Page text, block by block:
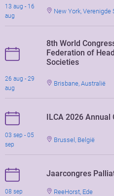
13 aug - 16
aug
New York, Verenigde
8th World
Federation of
Societies
26 aug - 29
aug
Brisbane, Australië
ILCA 2026 Annual
03 sep - 05
sep
Brussel, België
Jaarcongres
08 sep ReeHorst, Ede